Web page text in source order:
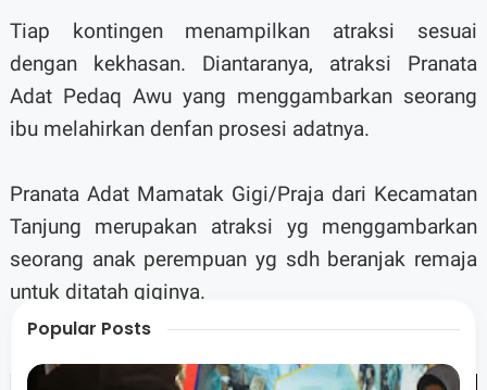
Tiap kontingen menampilkan atraksi sesuai
dengan kekhasan. Diantaranya, atraksi Pranata
Adat Pedaq Awu yang menggambarkan seorang
ibu melahirkan denfan prosesi adatnya.
Pranata Adat Mamatak Gigi/Praja dari Kecamatan
Tanjung merupakan atraksi yg menggambarkan
seorang anak perempuan yg sdh beranjak remaja
untuk ditatah giginya.
Popular Posts